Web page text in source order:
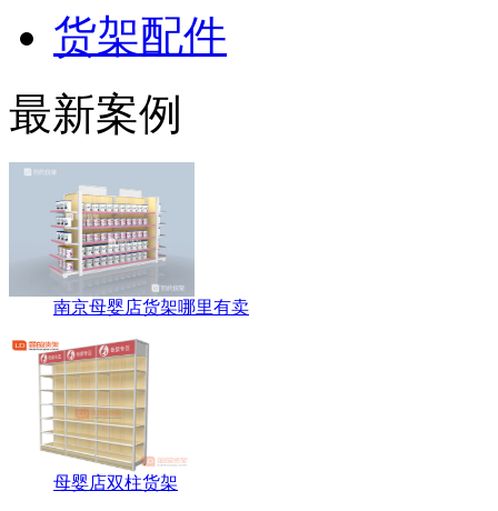
货架配件
最新案例
南京母婴店货架哪里有卖
母婴店双柱货架